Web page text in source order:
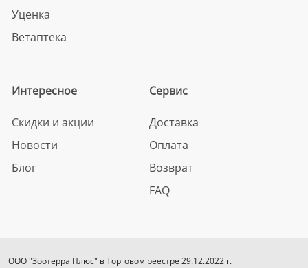
Уценка
Ветаптека
Интересное
Скидки и акции
Новости
Блог
Сервис
Доставка
Оплата
Возврат
FAQ
ООО "Зоотерра Плюс" в Торговом реестре 29.12.2022 г.